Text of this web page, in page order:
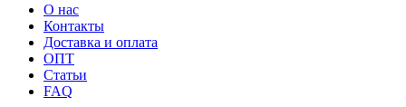
О нас
Контакты
Доставка и оплата
ОПТ
Статьи
FAQ